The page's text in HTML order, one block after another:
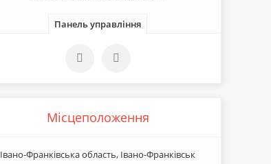
Панель управління
Місцеположення
Івано-Франківська область, Івано-Франківськ